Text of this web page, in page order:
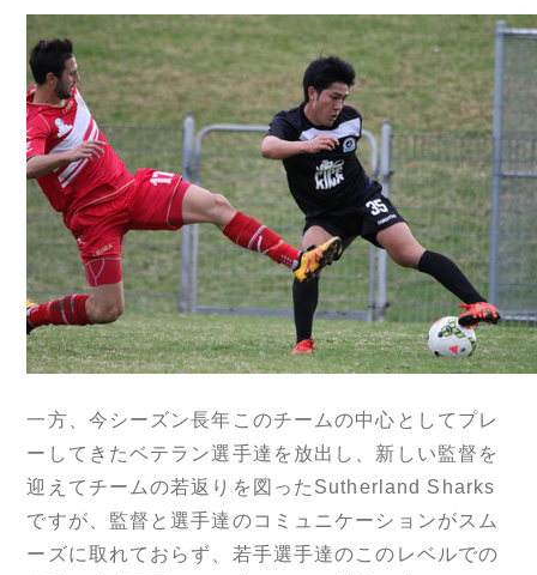
一方、今シーズン長年このチームの中心としてプレ
ーしてきたベテラン選手達を放出し、新しい監督を
迎えてチームの若返りを図ったSutherland Sharks
ですが、監督と選手達のコミュニケーションがスム
ーズに取れておらず、若手選手達のこのレベルでの